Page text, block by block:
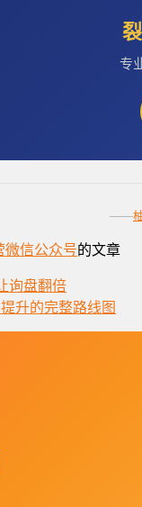
专
——
微信公众号的文章
询盘翻倍
升的完整路线图